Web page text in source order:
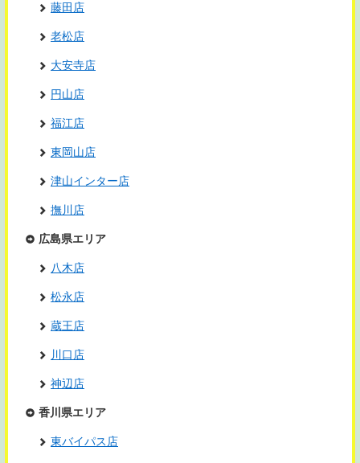
藤田店
老松店
大安寺店
円山店
福江店
東岡山店
津山インター店
撫川店
広島県エリア
八木店
松永店
蔵王店
川口店
神辺店
香川県エリア
東バイパス店